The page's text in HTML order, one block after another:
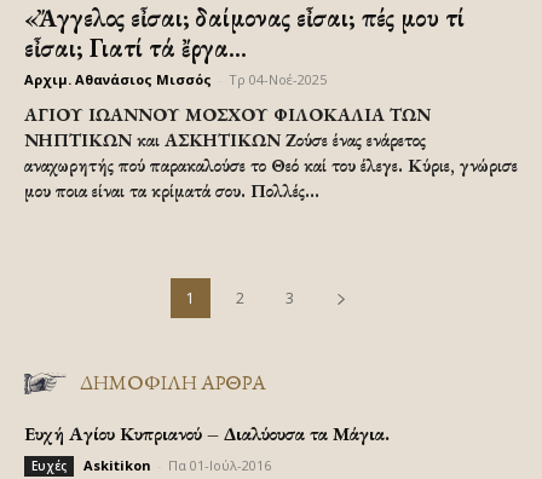
«Ἄγγελος εἶσαι; δαίμονας εἶσαι; πές μου τί
εἶσαι; Γιατί τά ἔργα...
Αρχιμ. Αθανάσιος Μισσός Τρ 04-Νοέ-2025
ΑΓΙΟΥ ΙΩΑΝΝΟΥ ΜΟΣΧΟΥ ΦΙΛΟΚΑΛΙΑ ΤΩΝ
ΝΗΠΤΙΚΩΝ και ΑΣΚΗΤΙΚΩΝ Ζούσε ένας ενάρετος
αναχωρητής πού παρακαλούσε το Θεό καί του έλεγε. Κύριε, γνώρισε
μου ποια είναι τα κρίματά σου. Πολλές...
1 2 3
ΔΗΜΟΦΙΛΗ ΑΡΘΡΑ
Ευχή Αγίου Κυπριανού – Διαλύουσα τα Μάγια.
Ευχές Askitikon Πα 01-Ιούλ-2016